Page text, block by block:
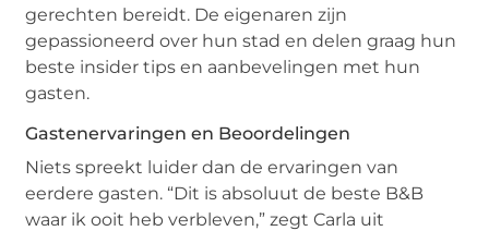
gerechten bereidt. De eigenaren zijn
gepassioneerd over hun stad en delen graag hun
beste insider tips en aanbevelingen met hun
gasten.
Gastenervaringen en Beoordelingen
Niets spreekt luider dan de ervaringen van
eerdere gasten. “Dit is absoluut de beste B&B
waar ik ooit heb verbleven,” zegt Carla uit